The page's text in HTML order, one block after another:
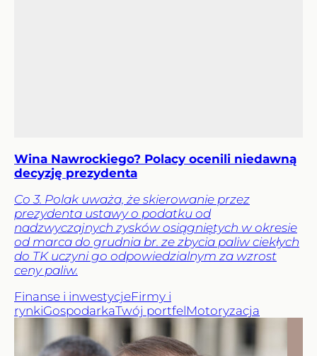
Wina Nawrockiego? Polacy ocenili niedawną
decyzję prezydenta
Co 3. Polak uważa, że skierowanie przez
prezydenta ustawy o podatku od
nadzwyczajnych zysków osiągniętych w okresie
od marca do grudnia br. ze zbycia paliw ciekłych
do TK uczyni go odpowiedzialnym za wzrost
ceny paliw.
Finanse i inwestycjeFirmy i
rynkiGospodarkaTwój portfelMotoryzacja